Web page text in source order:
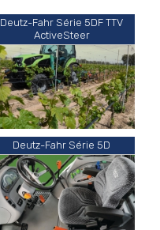
Deutz-Fahr Série 5DF TTV
ActiveSteer
Deutz-Fahr Série 5D